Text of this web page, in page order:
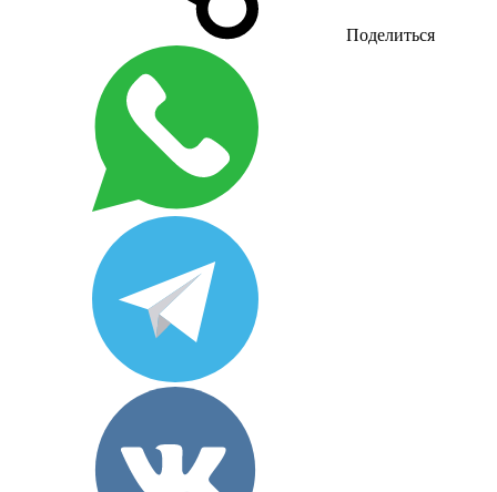
Поделиться